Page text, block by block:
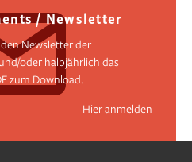
/ Newsletter
Newsletter der
oder halbjährlich das
zum Download.
Hier anmelden